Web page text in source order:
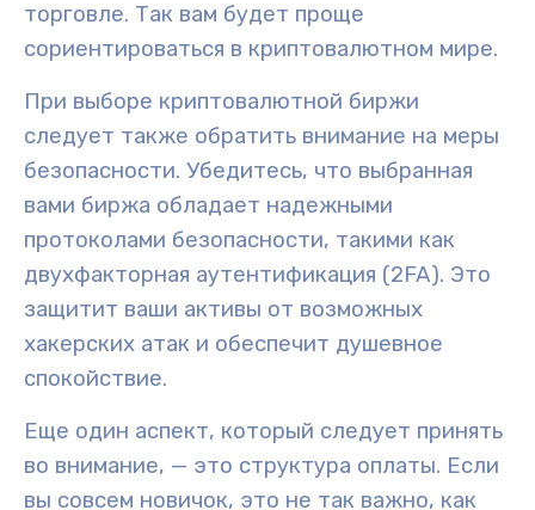
торговле. Так вам будет проще
сориентироваться в криптовалютном мире.
При выборе криптовалютной биржи
следует также обратить внимание на меры
безопасности. Убедитесь, что выбранная
вами биржа обладает надежными
протоколами безопасности, такими как
двухфакторная аутентификация (2FA). Это
защитит ваши активы от возможных
хакерских атак и обеспечит душевное
спокойствие.
Еще один аспект, который следует принять
во внимание, — это структура оплаты. Если
вы совсем новичок, это не так важно, как